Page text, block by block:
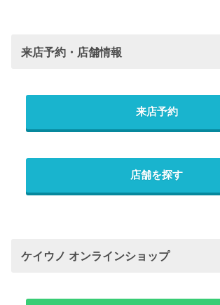
来店予約・店舗情報
来店予約
店舗を探す
ケイウノ オンラインショップ